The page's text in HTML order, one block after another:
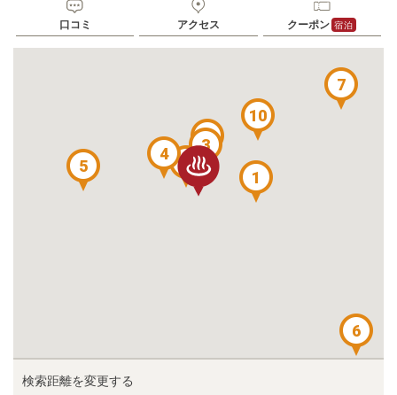
口コミ アクセス クーポン 宿泊
1
3
4
5
6
7
8
9
10
検索距離を変更する